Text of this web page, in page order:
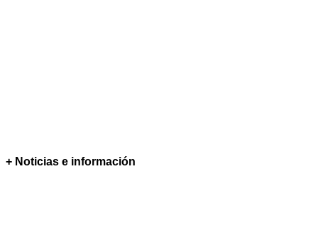
+ Noticias e información